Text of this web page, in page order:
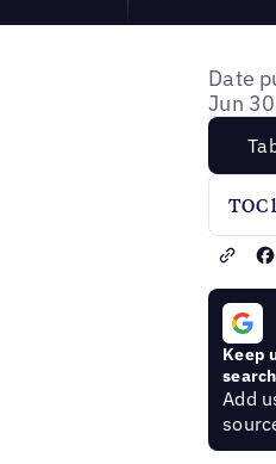
Date
Jun
TOC
Keep
Add